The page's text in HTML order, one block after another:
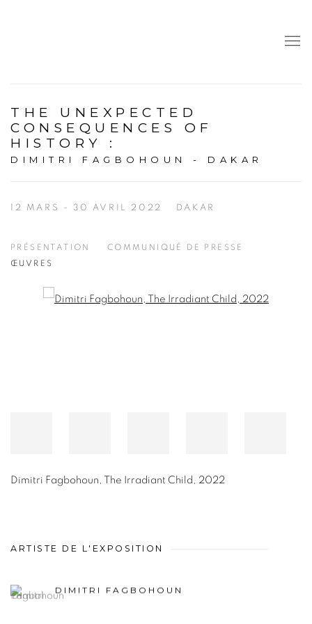
THE UNEXPECTED
CONSEQUENCES OF
HISTORY :
DIMITRI FAGBOHOUN - DAKAR
12 MARS - 30 AVRIL 2022 DAKAR
PRÉSENTATION
COMMUNIQUÉ DE PRESSE
ŒUVRES
Open a larger version of the following image in a popup:
Dimitri Fagbohoun The Irradiant Child 2022
ARTISTE DE L'EXPOSITION
DIMITRI FAGBOHOUN